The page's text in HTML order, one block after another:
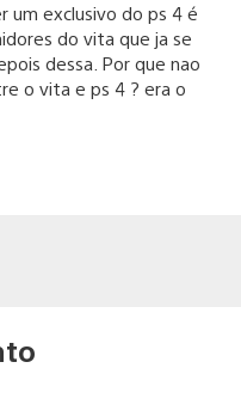
um exclusivo do ps 4 é
do vita que ja se
dessa. Por que nao
o vita e ps 4 ? era o